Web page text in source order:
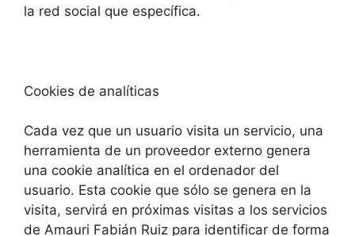
la red social que específica.
Cookies de analíticas
Cada vez que un usuario visita un servicio, una
herramienta de un proveedor externo genera
una cookie analítica en el ordenador del
usuario. Esta cookie que sólo se genera en la
visita, servirá en próximas visitas a los servicios
de Amauri Fabián Ruiz para identificar de forma